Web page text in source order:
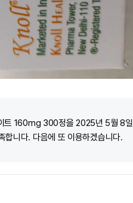
트 160mg 300정을 2025년 5월 8일
합니다. 다음에 또 이용하겠습니다.